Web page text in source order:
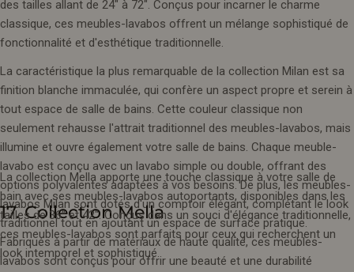
des tailles allant de 24" à 72". Conçus pour incarner le charme
classique, ces meubles-lavabos offrent un mélange sophistiqué de
fonctionnalité et d'esthétique traditionnelle.
La caractéristique la plus remarquable de la collection Milan est sa
finition blanche immaculée, qui confère un aspect propre et serein à
tout espace de salle de bains. Cette couleur classique non
seulement rehausse l'attrait traditionnel des meubles-lavabos, mais
illumine et ouvre également votre salle de bains. Chaque meuble-
lavabo est conçu avec un lavabo simple ou double, offrant des
options polyvalentes adaptées à vos besoins. De plus, les meubles-
lavabos Milan sont dotés d'un comptoir élégant, complétant le look
traditionnel tout en ajoutant un espace de surface pratique.
Fabriqués à partir de matériaux de haute qualité, ces meubles-
lavabos sont conçus pour offrir une beauté et une durabilité
17. Collection Mella
La collection Mella apporte une touche classique à votre salle de
bain avec ses meubles-lavabos autoportants, disponibles dans les
tailles de 36" et 42". Conçus dans un souci d'élégance traditionnelle,
ces meubles-lavabos sont parfaits pour ceux qui recherchent un
look intemporel et sophistiqué.